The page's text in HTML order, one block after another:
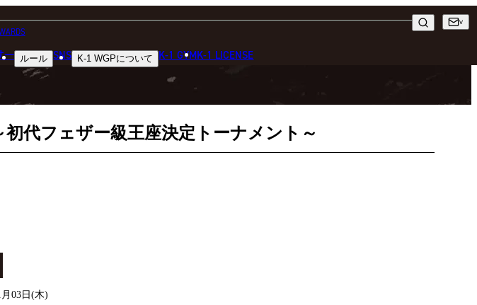
ー ルール SNS K-1 WGPについて K-1 GYMK-1 LICENSE
初代フェザー級王座決定トーナメント～
月03日(木)